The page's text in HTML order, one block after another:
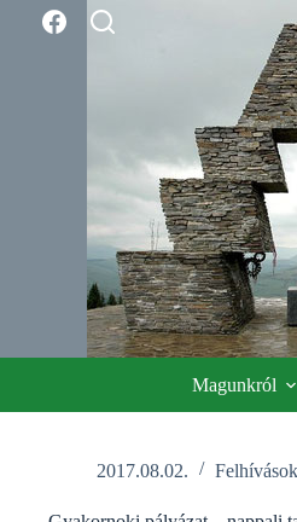
Magunkról
2017.08.02. Felhívások